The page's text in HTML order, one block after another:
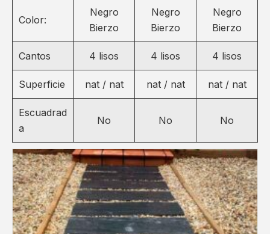
Color:
Negro
Bierzo
Negro
Bierzo
Negro
Bierzo
Cantos 4 lisos 4 lisos 4 lisos
Superficie nat / nat nat / nat nat / nat
Escuadrad
a
No No No